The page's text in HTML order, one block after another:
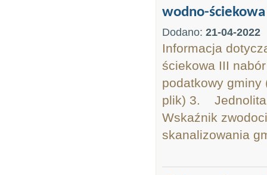
wodno-
Dodano: 21-04-2022
Informacja
ściekowa III
podatkowy
plik) 3. Jednolita
Wskaźnik
skanalizowania